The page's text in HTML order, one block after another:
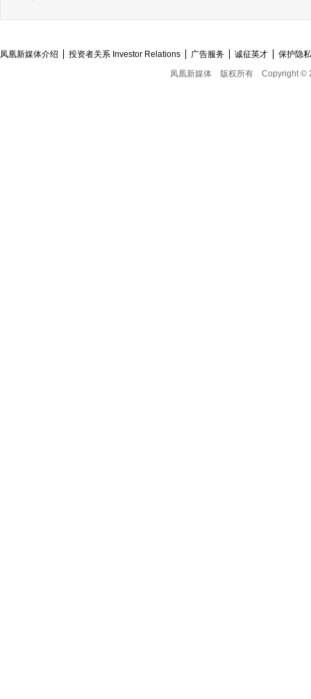
凤凰新媒体介绍 投资者关系 Investor Relations 广告服务 诚征英才
保护隐
凤凰新媒体
版权所有 Copyright ©